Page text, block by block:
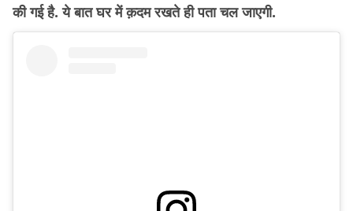
की गई है. ये बात घर में क़दम रखते ही पता चल जाएगी.